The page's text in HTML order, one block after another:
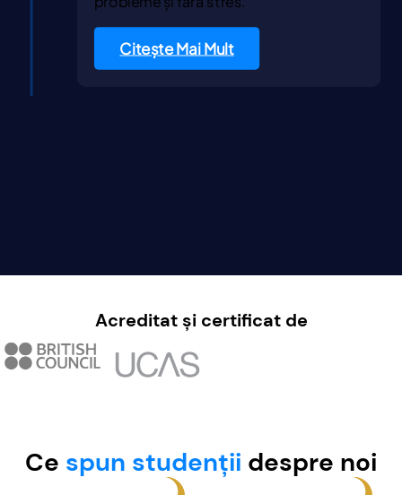
Citește Mai Mult
Acreditat și certificat de
Ce spun studenții despre noi